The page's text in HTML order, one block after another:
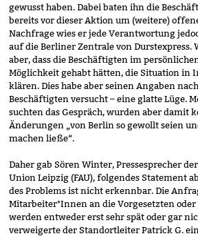
gewusst haben. Dabei baten ihn die
bereits vor dieser Aktion um (weitere)
Nachfrage wies er jede Verantwortung
auf die Berliner Zentrale von Durstexpress.
aber, dass die Beschäftigten im
Möglichkeit gehabt hätten, die Situation in
klären. Dies habe aber seinen Angaben
Beschäftigten versucht – eine glatte Lüge.
suchten das Gespräch, wurden aber damit
Änderungen „von Berlin so gewollt seien
machen ließe“.
Daher gab Sören Winter, Pressesprecher
Union Leipzig (FAU), folgendes Statement
des Problems ist nicht erkennbar. Die
Mitarbeiter*Innen an die Vorgesetzten
werden entweder erst sehr spät oder gar
verweigerte der Standortleiter Patrick G.